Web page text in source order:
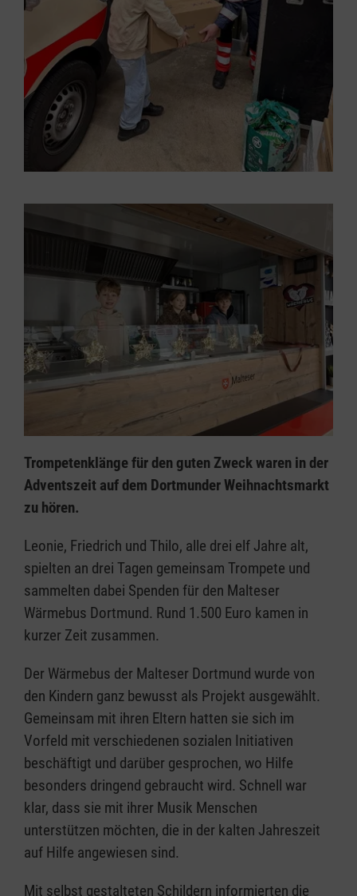
Trompetenklänge für den guten Zweck waren in der
Adventszeit auf dem Dortmunder Weihnachtsmarkt
zu hören.
Leonie, Friedrich und Thilo, alle drei elf Jahre alt,
spielten an drei Tagen gemeinsam Trompete und
sammelten dabei Spenden für den Malteser
Wärmebus Dortmund. Rund 1.500 Euro kamen in
kurzer Zeit zusammen.
Der Wärmebus der Malteser Dortmund wurde von
den Kindern ganz bewusst als Projekt ausgewählt.
Gemeinsam mit ihren Eltern hatten sie sich im
Vorfeld mit verschiedenen sozialen Initiativen
beschäftigt und darüber gesprochen, wo Hilfe
besonders dringend gebraucht wird. Schnell war
klar, dass sie mit ihrer Musik Menschen
unterstützen möchten, die in der kalten Jahreszeit
auf Hilfe angewiesen sind.
Mit selbst gestalteten Schildern informierten die